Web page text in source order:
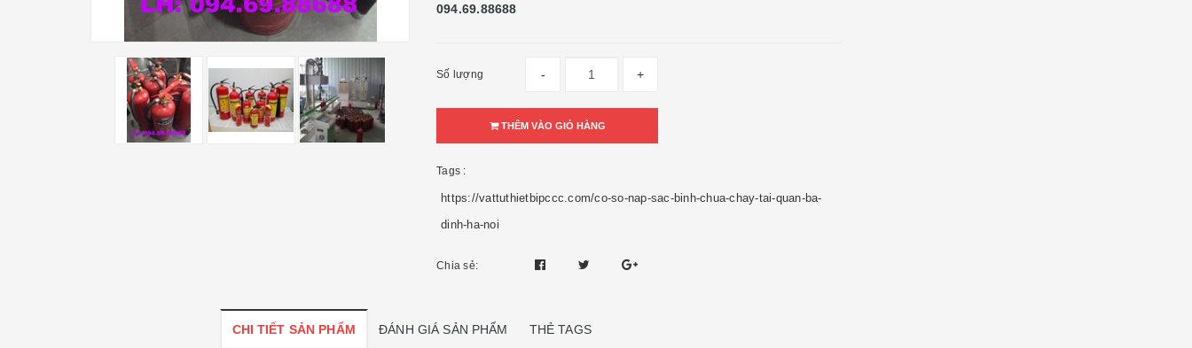
094.69.88688
Số lượng - +
THÊM VÀO GIỎ HÀNG
Tags :
https://vattuthietbipccc.com/co-so-nap-sac-binh-chua-chay-tai-quan-ba-
dinh-ha-noi
Chia sẻ:
CHI TIẾT SẢN PHẨM ĐÁNH GIÁ SẢN PHẨM THẺ TAGS